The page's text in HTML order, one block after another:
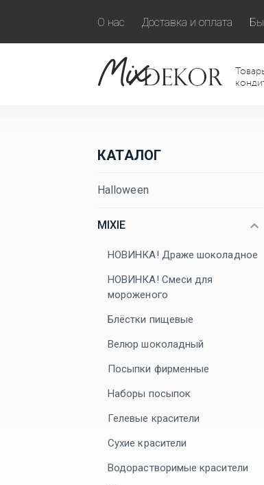
О нас Доставка и оплата
КАТАЛОГ
Halloween
MIXIE
НОВИНКА! Драже шоколадное
НОВИНКА! Смеси для
мороженого
Блёстки пищевые
Велюр шоколадный
Посыпки фирменные
Наборы посыпок
Гелевые красители
Сухие красители
Водорастворимые красители